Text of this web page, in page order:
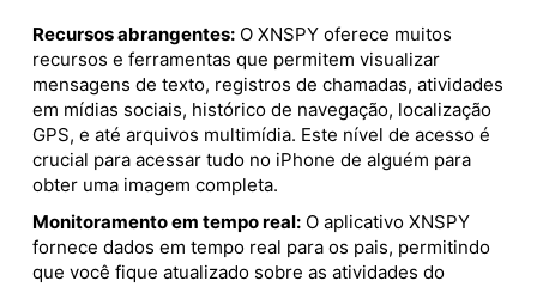
Recursos abrangentes: O XNSPY oferece muitos
recursos e ferramentas que permitem visualizar
mensagens de texto, registros de chamadas, atividades
em mídias sociais, histórico de navegação, localização
GPS, e até arquivos multimídia. Este nível de acesso é
crucial para acessar tudo no iPhone de alguém para
obter uma imagem completa.
Monitoramento em tempo real: O aplicativo XNSPY
fornece dados em tempo real para os pais, permitindo
que você fique atualizado sobre as atividades do